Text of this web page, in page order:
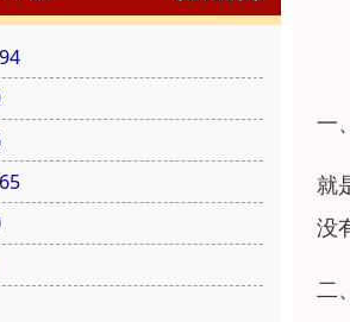
94
65
一
就
没
二